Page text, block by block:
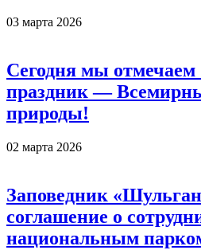
03 марта 2026
Сегодня мы отмечаем
праздник —
природы!
02 марта 2026
Заповедник
соглашение о
национальным